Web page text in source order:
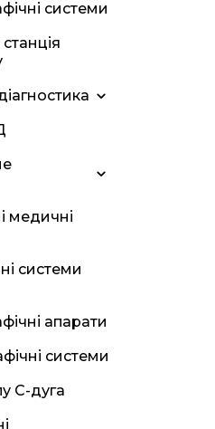
системи
медичні
системи
апарати
системи
С-дуга